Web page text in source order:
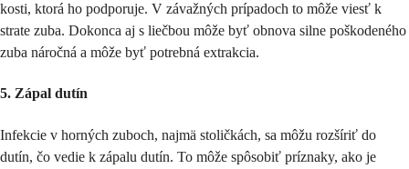
kosti, ktorá ho podporuje. V závažných prípadoch to môže viesť k
strate zuba. Dokonca aj s liečbou môže byť obnova silne poškodeného
zuba náročná a môže byť potrebná extrakcia.
5. Zápal dutín
Infekcie v horných zuboch, najmä stoličkách, sa môžu rozšíriť do
dutín, čo vedie k zápalu dutín. To môže spôsobiť príznaky, ako je